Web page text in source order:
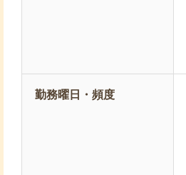
勤務曜日・頻度